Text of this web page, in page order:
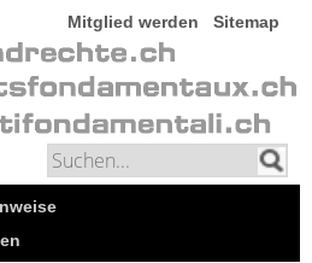
Mitglied werden Sitemap